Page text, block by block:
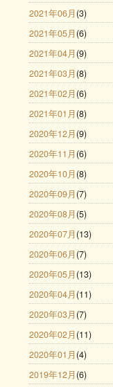
2021年06月 (3)
2021年05月 (6)
2021年04月 (9)
2021年03月 (8)
2021年02月 (6)
2021年01月 (8)
2020年12月 (9)
2020年11月 (6)
2020年10月 (8)
2020年09月 (7)
2020年08月 (5)
2020年07月 (13)
2020年06月 (7)
2020年05月 (13)
2020年04月 (11)
2020年03月 (7)
2020年02月 (11)
2020年01月 (4)
2019年12月 (6)